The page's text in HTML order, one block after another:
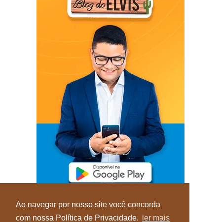
Ao navegar por nosso site você concorda
com nossa Política de Privacidade.
ler mais